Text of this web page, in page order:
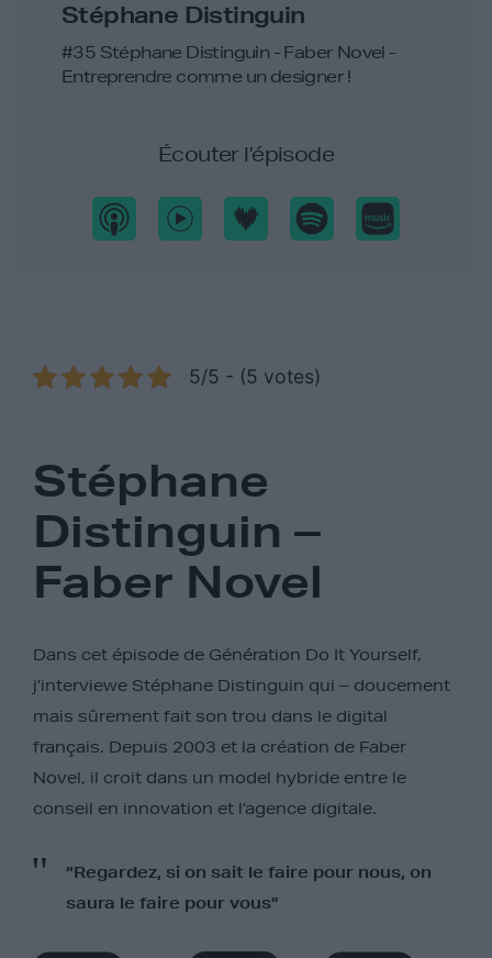
Stéphane Distinguin
#35 Stéphane Distinguin - Faber Novel -
Entreprendre comme un designer !
Écouter l’épisode
5/5 - (5 votes)
Stéphane
Distinguin –
Faber Novel
Dans cet épisode de Génération Do It Yourself,
j’interviewe Stéphane Distinguin qui – doucement
mais sûrement fait son trou dans le digital
français. Depuis 2003 et la création de Faber
Novel, il croit dans un model hybride entre le
conseil en innovation et l’agence digitale.
“Regardez, si on sait le faire pour nous, on
saura le faire pour vous”